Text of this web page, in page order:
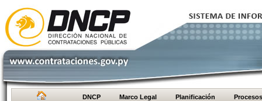
DNCP Marco Legal Planificación Procesos